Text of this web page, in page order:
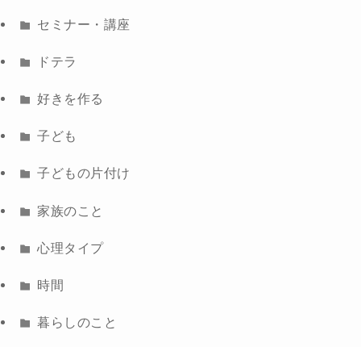
セミナー・講座
ドテラ
好きを作る
子ども
子どもの片付け
家族のこと
心理タイプ
時間
暮らしのこと